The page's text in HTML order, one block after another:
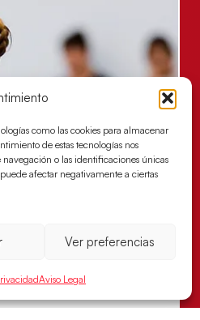
como las cookies para almacenar
de estas tecnologías nos
o las identificaciones únicas
afectar negativamente a ciertas
Ver preferencias
Aviso Legal
semifinales
7:1 que les ha dado el pase